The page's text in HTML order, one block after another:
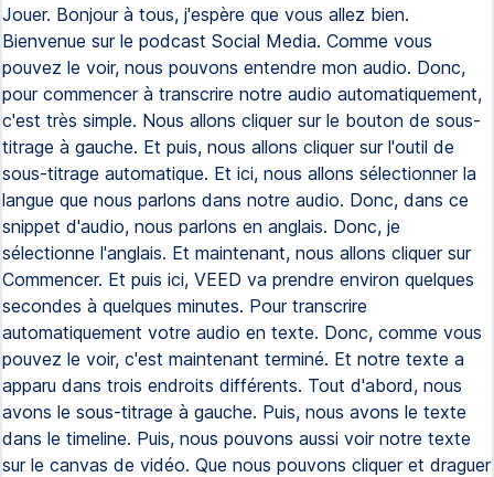
Jouer. Bonjour à tous, j'espère que vous allez bien.
Bienvenue sur le podcast Social Media. Comme vous
pouvez le voir, nous pouvons entendre mon audio. Donc,
pour commencer à transcrire notre audio automatiquement,
c'est très simple. Nous allons cliquer sur le bouton de sous-
titrage à gauche. Et puis, nous allons cliquer sur l'outil de
sous-titrage automatique. Et ici, nous allons sélectionner la
langue que nous parlons dans notre audio. Donc, dans ce
snippet d'audio, nous parlons en anglais. Donc, je
sélectionne l'anglais. Et maintenant, nous allons cliquer sur
Commencer. Et puis ici, VEED va prendre environ quelques
secondes à quelques minutes. Pour transcrire
automatiquement votre audio en texte. Donc, comme vous
pouvez le voir, c'est maintenant terminé. Et notre texte a
apparu dans trois endroits différents. Tout d'abord, nous
avons le sous-titrage à gauche. Puis, nous avons le texte
dans le timeline. Puis, nous pouvons aussi voir notre texte
sur le canvas de vidéo. Que nous pouvons cliquer et draguer